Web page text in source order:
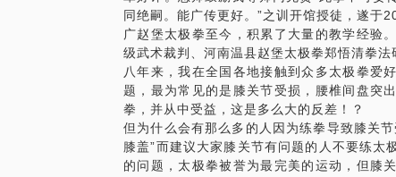
课程大纲：
模块一：赵堡太极无极桩
赵堡太极无极桩为道法养生根本，通过精
先天。坚持练习将对颈椎、腰椎等有很好
模块二：一式
传统赵堡太极拳郑悟清拳法的第一式，也
生阴阳，感悟宇宙周天从无到有，由太极
导阴阳二气运行周天。
同绝嗣。能广传更好。”之训开馆授徒，遂于
广赵堡太极拳至今，积累了大量的教学经验
级武术裁判、河南温县赵堡太极拳郑悟清拳法
八年来，我在全国各地接触到众多太极拳爱
题，最为常见的是膝关节受损，腰椎间盘突
拳，并从中受益，这是多么大的反差！？
但为什么会有那么多的人因为练拳导致膝关
膝盖”而建议大家膝关节有问题的人不要练
的问题，太极拳被誉为最完美的运动，但膝